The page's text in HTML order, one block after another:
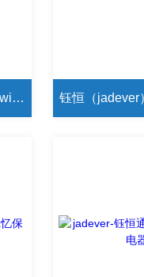
钰恒（jadever）连接打印电子秤jwi-700w-50kg自由设置打印内容磅秤